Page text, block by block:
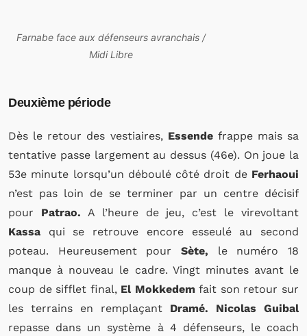
Farnabe face aux défenseurs avranchais /
Midi Libre
Deuxième période
Dès le retour des vestiaires, Essendefrappe mais sa
tentative passe largement au dessus (46e). On joue la
53e minute lorsqu’un déboulé côté droit de Ferhaoui
n’est pas loin de se terminer par un centre décisif
pour Patrao. A l’heure de jeu, c’est le virevoltant
Kassa qui se retrouve encore esseulé au second
poteau. Heureusement pour Sète, le numéro 18
manque à nouveau le cadre. Vingt minutes avant le
coup de sifflet final, El Mokkedemfait son retour sur
les terrains en remplaçant Dramé. Nicolas Guibal
repasse dans un système à 4 défenseurs, le coach